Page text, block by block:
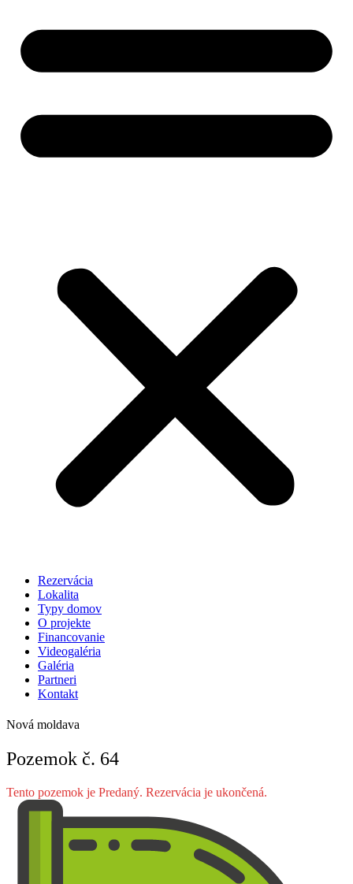
Rezervácia
Lokalita
Typy domov
O projekte
Financovanie
Videogaléria
Galéria
Partneri
Kontakt
Nová moldava
Pozemok č. 64
Tento pozemok je Predaný. Rezervácia je ukončená.